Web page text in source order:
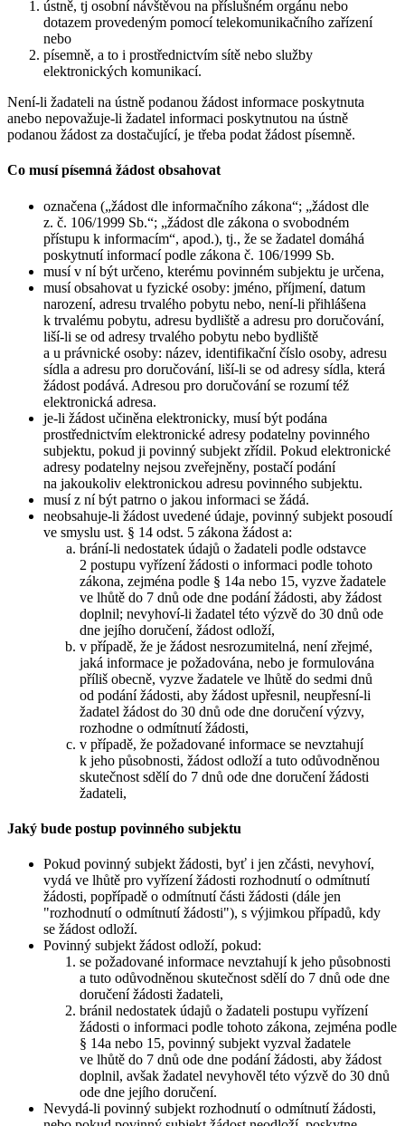
ústně, tj osobní návštěvou na příslušném orgánu nebo
dotazem provedeným pomocí telekomunikačního zařízení
nebo
písemně, a to i prostřednictvím sítě nebo služby
elektronických komunikací.
Není-li žadateli na ústně podanou žádost informace poskytnuta
anebo nepovažuje-li žadatel informaci poskytnutou na ústně
podanou žádost za dostačující, je třeba podat žádost písemně.
Co musí písemná žádost obsahovat
označena („žádost dle informačního zákona“; „žádost dle
z. č. 106/1999 Sb.“; „žádost dle zákona o svobodném
přístupu k informacím“, apod.), tj., že se žadatel domáhá
poskytnutí informací podle zákona č. 106/1999 Sb.
musí v ní být určeno, kterému povinném subjektu je určena,
musí obsahovat u fyzické osoby: jméno, příjmení, datum
narození, adresu trvalého pobytu nebo, není-li přihlášena
k trvalému pobytu, adresu bydliště a adresu pro doručování,
liší-li se od adresy trvalého pobytu nebo bydliště
a u právnické osoby: název, identifikační číslo osoby, adresu
sídla a adresu pro doručování, liší-li se od adresy sídla, která
žádost podává. Adresou pro doručování se rozumí též
elektronická adresa.
je-li žádost učiněna elektronicky, musí být podána
prostřednictvím elektronické adresy podatelny povinného
subjektu, pokud ji povinný subjekt zřídil. Pokud elektronické
adresy podatelny nejsou zveřejněny, postačí podání
na jakoukoliv elektronickou adresu povinného subjektu.
musí z ní být patrno o jakou informaci se žádá.
neobsahuje-li žádost uvedené údaje, povinný subjekt posoudí
ve smyslu ust. § 14 odst. 5 zákona žádost a:
brání-li nedostatek údajů o žadateli podle odstavce
2 postupu vyřízení žádosti o informaci podle tohoto
zákona, zejména podle § 14a nebo 15, vyzve žadatele
ve lhůtě do 7 dnů ode dne podání žádosti, aby žádost
doplnil; nevyhoví-li žadatel této výzvě do 30 dnů ode
dne jejího doručení, žádost odloží,
v případě, že je žádost nesrozumitelná, není zřejmé,
jaká informace je požadována, nebo je formulována
příliš obecně, vyzve žadatele ve lhůtě do sedmi dnů
od podání žádosti, aby žádost upřesnil, neupřesní-li
žadatel žádost do 30 dnů ode dne doručení výzvy,
rozhodne o odmítnutí žádosti,
v případě, že požadované informace se nevztahují
k jeho působnosti, žádost odloží a tuto odůvodněnou
skutečnost sdělí do 7 dnů ode dne doručení žádosti
žadateli,
Jaký bude postup povinného subjektu
Pokud povinný subjekt žádosti, byť i jen zčásti, nevyhoví,
vydá ve lhůtě pro vyřízení žádosti rozhodnutí o odmítnutí
žádosti, popřípadě o odmítnutí části žádosti (dále jen
"rozhodnutí o odmítnutí žádosti"), s výjimkou případů, kdy
se žádost odloží.
Povinný subjekt žádost odloží, pokud:
se požadované informace nevztahují k jeho působnosti
a tuto odůvodněnou skutečnost sdělí do 7 dnů ode dne
doručení žádosti žadateli,
bránil nedostatek údajů o žadateli postupu vyřízení
žádosti o informaci podle tohoto zákona, zejména podle
§ 14a nebo 15, povinný subjekt vyzval žadatele
ve lhůtě do 7 dnů ode dne podání žádosti, aby žádost
doplnil, avšak žadatel nevyhověl této výzvě do 30 dnů
ode dne jejího doručení.
Nevydá-li povinný subjekt rozhodnutí o odmítnutí žádosti,